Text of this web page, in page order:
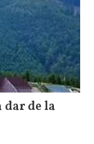
de la